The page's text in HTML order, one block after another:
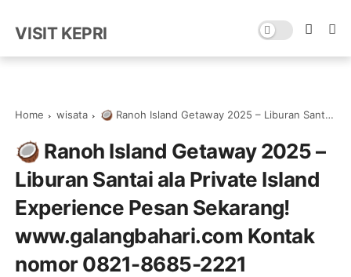
VISIT KEPRI
Home wisata 🥥 Ranoh Island Getaway 2025 – Liburan Santai ala Private Island Experience Pesan Sekarang! www.galangbahari.com Kontak nomor 0821-8685-2221
🥥 Ranoh Island Getaway 2025 –
Liburan Santai ala Private Island
Experience Pesan Sekarang!
www.galangbahari.com Kontak
nomor 0821-8685-2221